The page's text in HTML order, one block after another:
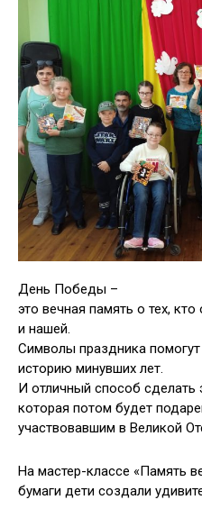
День Победы –
это вечная память о тех,
и нашей.
Символы праздника помогут
историю минувших лет.
И отличный способ сделать
которая потом будет
участвовавшим в Великой
На мастер-классе «Память
бумаги дети создали